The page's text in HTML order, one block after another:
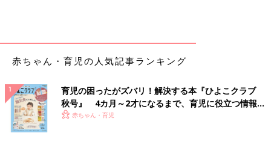
赤ちゃん・育児の人気記事ランキング
育児の困ったがズバリ！解決する本『ひよこクラブ
秋号』 4カ月～2才になるまで、育児に役立つ情報が
いっぱい！
赤ちゃん・育児